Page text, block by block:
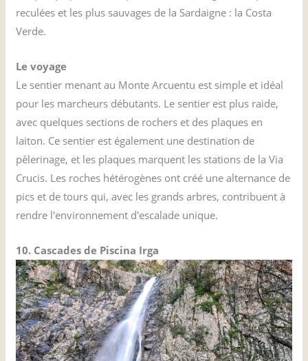
reculées et les plus sauvages de la Sardaigne : la Costa
Verde.
Le voyage
Le sentier menant au Monte Arcuentu est simple et idéal
pour les marcheurs débutants. Le sentier est plus raide,
avec quelques sections de rochers et des plaques en
laiton. Ce sentier est également une destination de
pèlerinage, et les plaques marquent les stations de la Via
Crucis. Les roches hétérogènes ont créé une alternance de
pics et de tours qui, avec les grands arbres, contribuent à
rendre l'environnement d'escalade unique.
10. Cascades de Piscina Irga